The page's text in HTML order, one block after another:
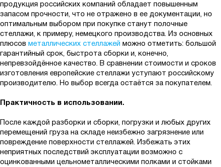
продукция российских компаний обладает повышенным
запасом прочности, что не отражено в ее документации, но
оптимальным выбором при покупке станут полочные
стеллажи, к примеру, немецкого производства. Из основных
плюсов металлических стеллажей можно отметить: большой
гарантийный срок, быстрота сборки и, конечно,
непревзойдённое качество. В сравнении стоимости и сроков
изготовления европейские стеллажи уступают российскому
производителю. Но выбор всегда остаётся за покупателем.
Практичность в использовании.
После каждой разборки и сборки, погрузки и любых других
перемещений груза на складе неизбежно загрязнение или
повреждение поверхности стеллажей. Избежать этих
неприятных последствий эксплуатации возможно с
оцинкованными цельнометаллическими полками и стойками